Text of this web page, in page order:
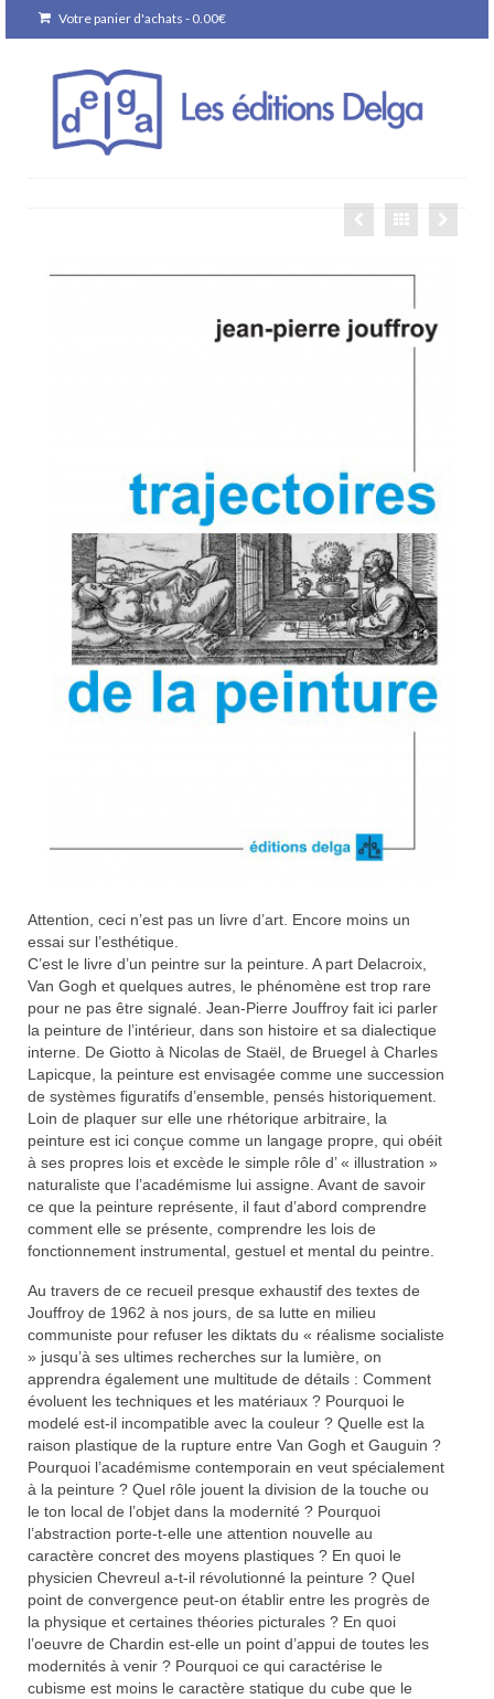
Votre panier d'achats - 0.00€
Attention, ceci n’est pas un livre d’art. Encore moins un
essai sur l’esthétique.
C’est le livre d’un peintre sur la peinture. A part Delacroix,
Van Gogh et quelques autres, le phénomène est trop rare
pour ne pas être signalé. Jean-Pierre Jouffroy fait ici parler
la peinture de l’intérieur, dans son histoire et sa dialectique
interne. De Giotto à Nicolas de Staël, de Bruegel à Charles
Lapicque, la peinture est envisagée comme une succession
de systèmes figuratifs d’ensemble, pensés historiquement.
Loin de plaquer sur elle une rhétorique arbitraire, la
peinture est ici conçue comme un langage propre, qui obéit
à ses propres lois et excède le simple rôle d’ « illustration »
naturaliste que l’académisme lui assigne. Avant de savoir
ce que la peinture représente, il faut d’abord comprendre
comment elle se présente, comprendre les lois de
fonctionnement instrumental, gestuel et mental du peintre.
Au travers de ce recueil presque exhaustif des textes de
Jouffroy de 1962 à nos jours, de sa lutte en milieu
communiste pour refuser les diktats du « réalisme socialiste
» jusqu’à ses ultimes recherches sur la lumière, on
apprendra également une multitude de détails : Comment
évoluent les techniques et les matériaux ? Pourquoi le
modelé est-il incompatible avec la couleur ? Quelle est la
raison plastique de la rupture entre Van Gogh et Gauguin ?
Pourquoi l’académisme contemporain en veut spécialement
à la peinture ? Quel rôle jouent la division de la touche ou
le ton local de l’objet dans la modernité ? Pourquoi
l’abstraction porte-t-elle une attention nouvelle au
caractère concret des moyens plastiques ? En quoi le
physicien Chevreul a-t-il révolutionné la peinture ? Quel
point de convergence peut-on établir entre les progrès de
la physique et certaines théories picturales ? En quoi
l’oeuvre de Chardin est-elle un point d’appui de toutes les
modernités à venir ? Pourquoi ce qui caractérise le
cubisme est moins le caractère statique du cube que le